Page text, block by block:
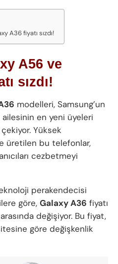
A36 fiyatı sızdı!
A56 ve
sızdı!
modelleri, Samsung’un
ailesinin en yeni üyeleri
Yüksek
üretilen bu telefonlar,
cezbetmeyi
perakendecisi
göre, Galaxy A36 fiyatı
arasında değişiyor. Bu fiyat,
göre değişkenlik